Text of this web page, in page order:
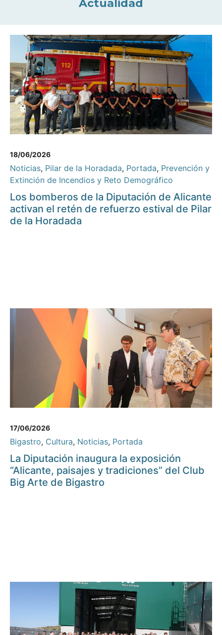
Actualidad
18/06/2026
Noticias, Pilar de la Horadada, Portada, Prevención y
Extinción de Incendios y Reto Demográfico
Los bomberos de la Diputación de Alicante
activan el retén de refuerzo estival de Pilar
de la Horadada
17/06/2026
Bigastro, Cultura, Noticias, Portada
La Diputación inaugura la exposición
“Alicante, paisajes y tradiciones” del Club
Big Arte de Bigastro